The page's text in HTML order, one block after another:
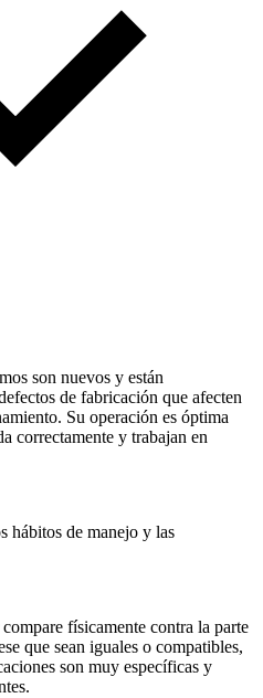
son nuevos y están
de fabricación que afecten
Su operación es óptima
correctamente y trabajan en
hábitos de manejo y las
físicamente contra la parte
que sean iguales o compatibles,
son muy específicas y